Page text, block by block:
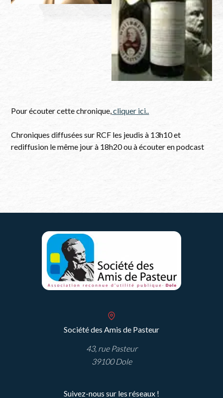
Pour écouter cette chronique,cliquer ici..
Chroniques diffusées sur RCF les jeudis à 13h10 et
rediffusion le même jour à 18h20 ou à écouter en podcast
Société des Amis de Pasteur
43, rue Pasteur
39100 Dole
Suivez-nous sur les réseaux !